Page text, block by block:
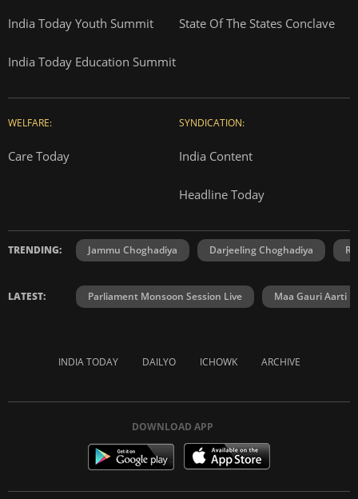
India Today Youth Summit State Of The States Conclave
India Today Education Summit
WELFARE:
Care Today
SYNDICATION:
India Content
Headline Today
TRENDING: Jammu Choghadiya Darjeeling Choghadiya
LATEST: Parliament Monsoon Session Live Maa Gauri Aarti
INDIA TODAY DAILYO ICHOWK ARCHIVE
DOWNLOAD APP